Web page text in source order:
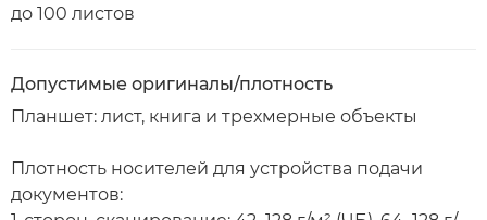
до 100 листов
Допустимые оригиналы/плотность
Планшет: лист, книга и трехмерные объекты
Плотность носителей для устройства подачи
документов: